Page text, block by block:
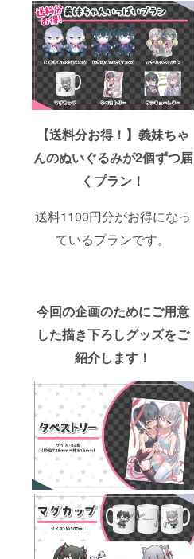
【送料分お得！】義妹ちゃ
んのぬいぐるみが2個ずつ届
くプラン！
送料1100円分がお得になっ
ているプランです。
今回の企画のためにご用意
した描き下ろしグッズをご
紹介します！